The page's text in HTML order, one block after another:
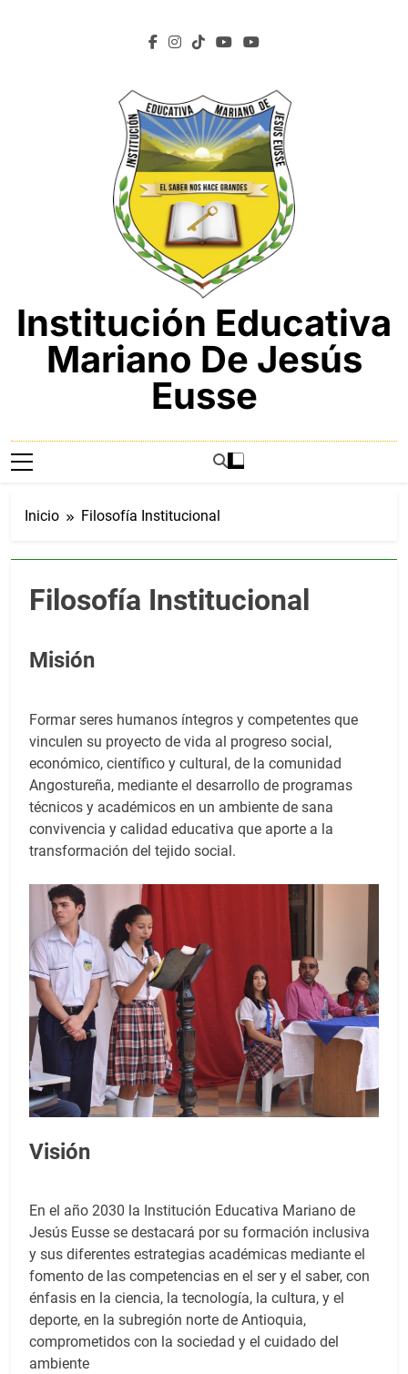
Institución Educativa
Mariano De Jesús
Eusse
Inicio Filosofía Institucional
Filosofía Institucional
Misión
Formar seres humanos íntegros y competentes que
vinculen su proyecto de vida al progreso social,
económico, científico y cultural, de la comunidad
Angostureña, mediante el desarrollo de programas
técnicos y académicos en un ambiente de sana
convivencia y calidad educativa que aporte a la
transformación del tejido social.
Visión
En el año 2030 la Institución Educativa Mariano de
Jesús Eusse se destacará por su formación inclusiva
y sus diferentes estrategias académicas mediante el
fomento de las competencias en el ser y el saber, con
énfasis en la ciencia, la tecnología, la cultura, y el
deporte, en la subregión norte de Antioquia,
comprometidos con la sociedad y el cuidado del
ambiente